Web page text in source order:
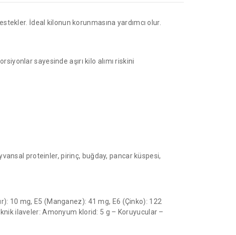
İdeal kilonun korunmasına yardımcı olur.
sayesinde aşırı kilo alımı riskini
proteinler, pirinç, buğday, pancar küspesi,
10 mg, E5 (Manganez): 41 mg, E6 (Çinko): 122
ilaveler: Amonyum klorid: 5 g – Koruyucular –